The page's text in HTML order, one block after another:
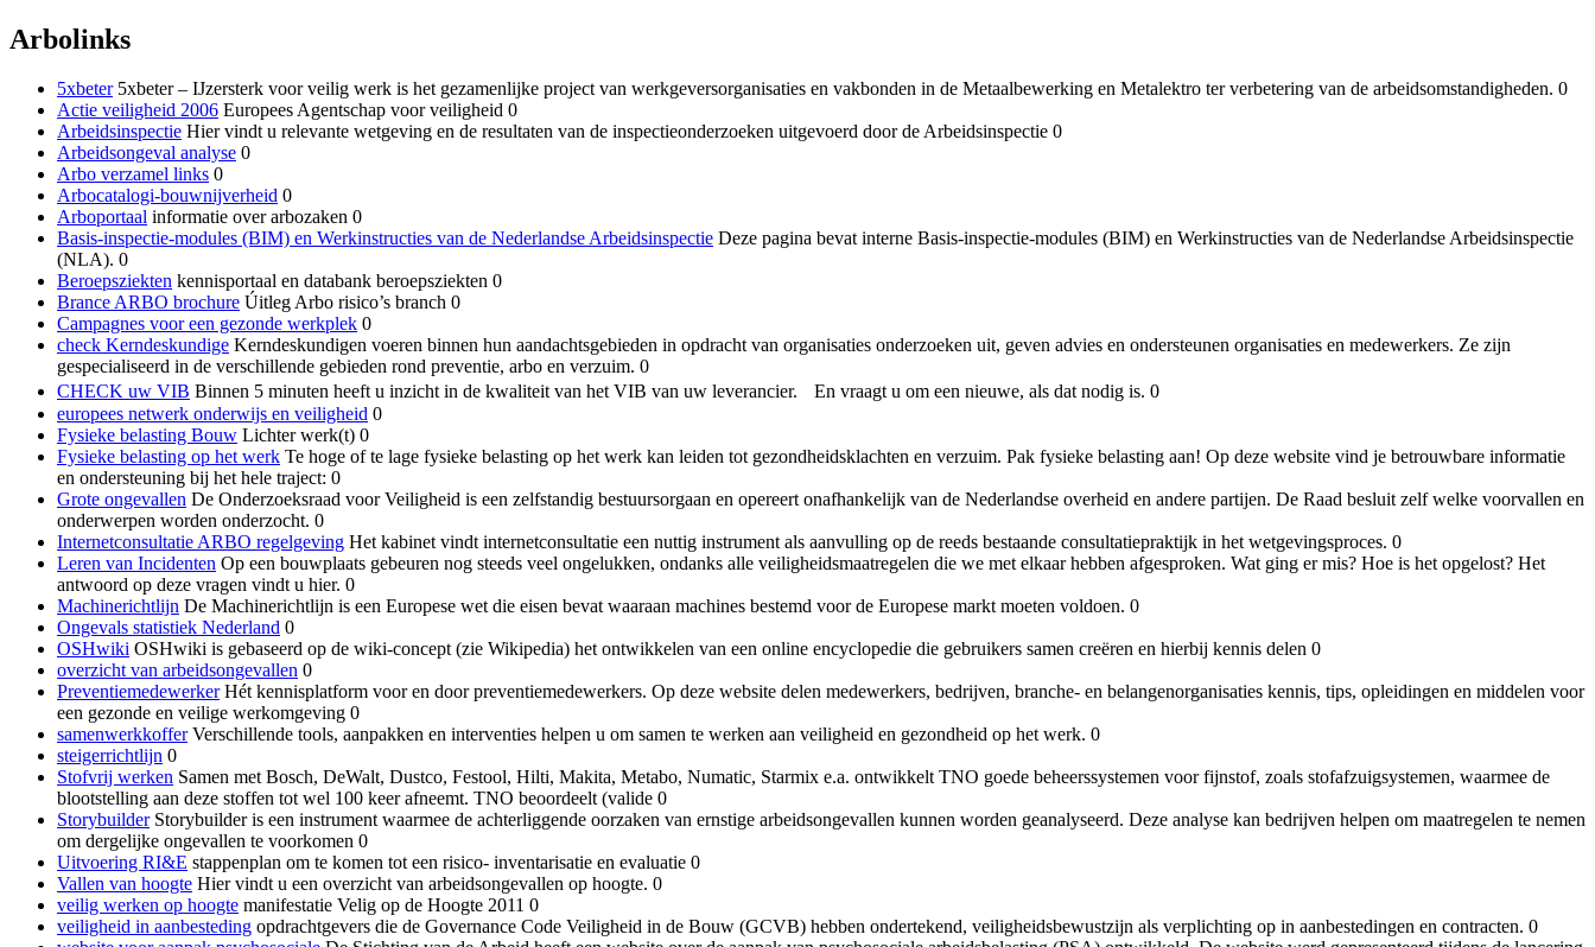
Arbolinks
5xbeter5xbeter – IJzersterk voor veilig werk is het gezamenlijke project van werkgeversorganisaties en vakbonden in de Metaalbewerking en Metalektro ter verbetering van de arbeidsomstandigheden. 0
Actie veiligheid 2006 Europees Agentschap voor veiligheid 0
Arbeidsinspectie Hier vindt u relevante wetgeving en de resultaten van de inspectieonderzoeken uitgevoerd door de Arbeidsinspectie 0
Arbeidsongeval analyse 0
Arbo verzamel links 0
Arbocatalogi-bouwnijverheid 0
Arboportaal informatie over arbozaken 0
Basis-inspectie-modules (BIM) en Werkinstructies van de Nederlandse Arbeidsinspectie Deze pagina bevat interne Basis-inspectie-modules (BIM) en Werkinstructies van de Nederlandse Arbeidsinspectie
(NLA). 0
Beroepsziekten kennisportaal en databank beroepsziekten 0
Brance ARBO brochure Úitleg Arbo risico’s branch 0
Campagnes voor een gezonde werkplek 0
check Kerndeskundige Kerndeskundigen voeren binnen hun aandachtsgebieden in opdracht van organisaties onderzoeken uit, geven advies en ondersteunen organisaties en medewerkers. Ze zijn
gespecialiseerd in de verschillende gebieden rond preventie, arbo en verzuim. 0
CHECK uw VIB Binnen 5 minuten heeft u inzicht in de kwaliteit van het VIB van uw leverancier. En vraagt u om een nieuwe, als dat nodig is. 0
europees netwerk onderwijs en veiligheid 0
Fysieke belasting Bouw Lichter werk(t) 0
Fysieke belasting op het werk Te hoge of te lage fysieke belasting op het werk kan leiden tot gezondheidsklachten en verzuim. Pak fysieke belasting aan! Op deze website vind je betrouwbare informatie
en ondersteuning bij het hele traject: 0
Grote ongevallen De Onderzoeksraad voor Veiligheid is een zelfstandig bestuursorgaan en opereert onafhankelijk van de Nederlandse overheid en andere partijen. De Raad besluit zelf welke voorvallen en
onderwerpen worden onderzocht. 0
Internetconsultatie ARBO regelgeving Het kabinet vindt internetconsultatie een nuttig instrument als aanvulling op de reeds bestaande consultatiepraktijk in het wetgevingsproces. 0
Leren van Incidenten Op een bouwplaats gebeuren nog steeds veel ongelukken, ondanks alle veiligheidsmaatregelen die we met elkaar hebben afgesproken. Wat ging er mis? Hoe is het opgelost? Het
antwoord op deze vragen vindt u hier. 0
Machinerichtlijn De Machinerichtlijn is een Europese wet die eisen bevat waaraan machines bestemd voor de Europese markt moeten voldoen. 0
Ongevals statistiek Nederland 0
OSHwiki OSHwiki is gebaseerd op de wiki-concept (zie Wikipedia) het ontwikkelen van een online encyclopedie die gebruikers samen creëren en hierbij kennis delen 0
overzicht van arbeidsongevallen 0
PreventiemedewerkerHét kennisplatform voor en door preventiemedewerkers. Op deze website delen medewerkers, bedrijven, branche- en belangenorganisaties kennis, tips, opleidingen en middelen voor
een gezonde en veilige werkomgeving 0
samenwerkkofferVerschillende tools, aanpakken en interventies helpen u om samen te werken aan veiligheid en gezondheid op het werk. 0
steigerrichtlijn 0
Stofvrij werken Samen met Bosch, DeWalt, Dustco, Festool, Hilti, Makita, Metabo, Numatic, Starmix e.a. ontwikkelt TNO goede beheerssystemen voor fijnstof, zoals stofafzuigsystemen, waarmee de
blootstelling aan deze stoffen tot wel 100 keer afneemt. TNO beoordeelt (valide 0
StorybuilderStorybuilder is een instrument waarmee de achterliggende oorzaken van ernstige arbeidsongevallen kunnen worden geanalyseerd. Deze analyse kan bedrijven helpen om maatregelen te nemen
om dergelijke ongevallen te voorkomen 0
Uitvoering RI&E stappenplan om te komen tot een risico- inventarisatie en evaluatie 0
Vallen van hoogte Hier vindt u een overzicht van arbeidsongevallen op hoogte. 0
veilig werken op hoogte manifestatie Velig op de Hoogte 2011 0
veiligheid in aanbesteding opdrachtgevers die de Governance Code Veiligheid in de Bouw (GCVB) hebben ondertekend, veiligheidsbewustzijn als verplichting op in aanbestedingen en contracten. 0